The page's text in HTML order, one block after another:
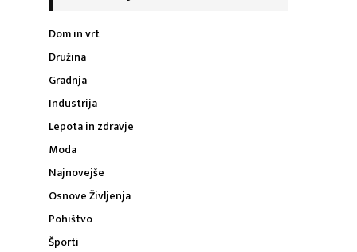
Dom in vrt
Družina
Gradnja
Industrija
Lepota in zdravje
Moda
Najnovejše
Osnove Življenja
Pohištvo
Športi